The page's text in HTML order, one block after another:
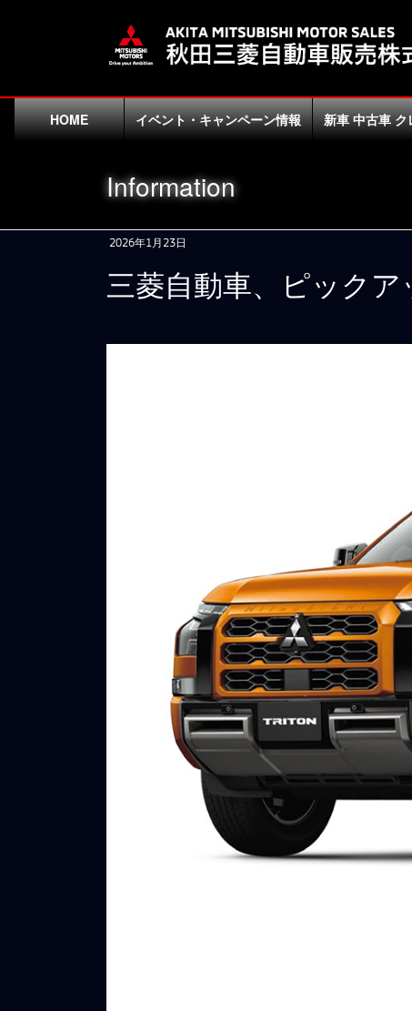
ツ
シ
HOME イベント・キャンペーン情報 新車 中古車
Information
2026年1月23日
三菱自動車、ピック